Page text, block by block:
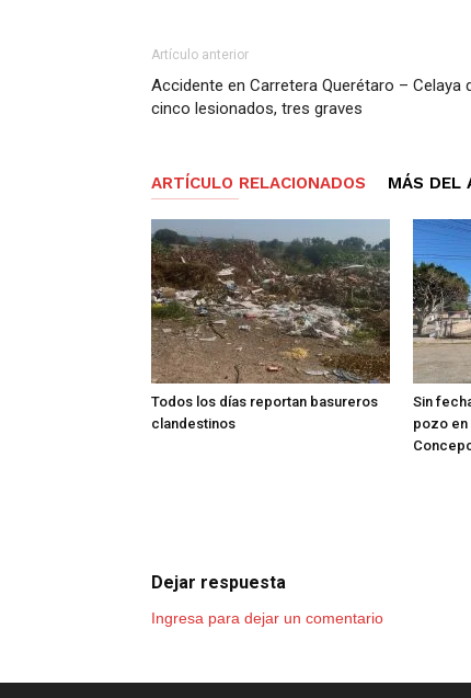
Artículo anterior
Accidente en Carretera Querétaro – Celaya
cinco lesionados, tres graves
ARTÍCULO RELACIONADOS MÁS DEL
Todos los días reportan basureros
clandestinos
Sin
pozo en
Dejar respuesta
Ingresa para dejar un comentario